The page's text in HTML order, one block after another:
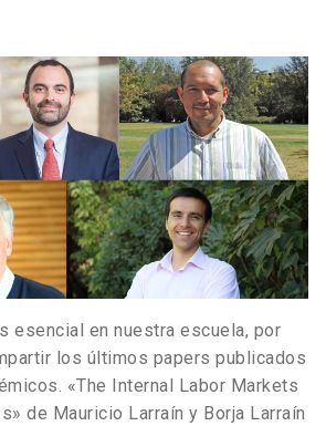
esencial en nuestra escuela, por
los últimos papers publicados
«The Internal Labor Markets
de Mauricio Larraín y Borja Larraín